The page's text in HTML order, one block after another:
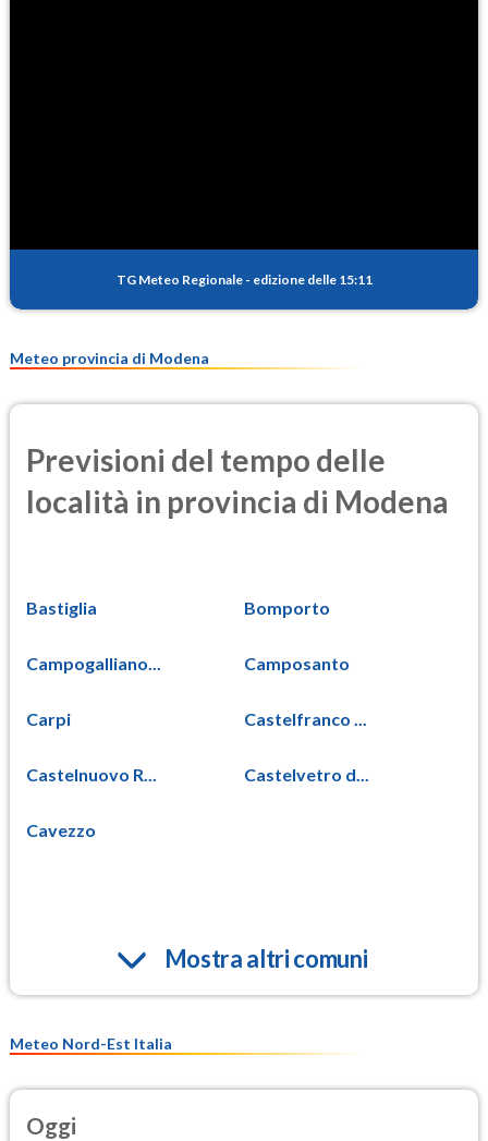
TG Meteo Regionale - edizione delle 15:11
Meteo provincia di Modena
Previsioni del tempo delle
località in provincia di Modena
Bastiglia Bomporto
Campogalliano... Camposanto
Carpi Castelfranco ...
Castelnuovo R... Castelvetro d...
Cavezzo
Mostra altri comuni
Meteo Nord-Est Italia
Oggi